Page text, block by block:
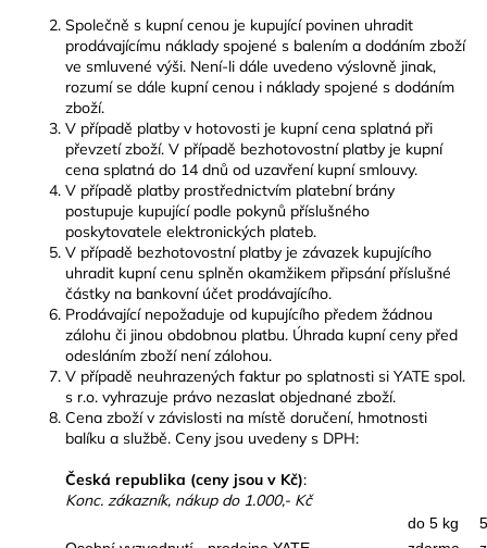
Společně s kupní cenou je kupující povinen uhradit
prodávajícímu náklady spojené s balením a dodáním zboží
ve smluvené výši. Není-li dále uvedeno výslovně jinak,
rozumí se dále kupní cenou i náklady spojené s dodáním
zboží.
V případě platby v hotovosti je kupní cena splatná při
převzetí zboží. V případě bezhotovostní platby je kupní
cena splatná do 14 dnů od uzavření kupní smlouvy.
V případě platby prostřednictvím platební brány
postupuje kupující podle pokynů příslušného
poskytovatele elektronických plateb.
V případě bezhotovostní platby je závazek kupujícího
uhradit kupní cenu splněn okamžikem připsání příslušné
částky na bankovní účet prodávajícího.
Prodávající nepožaduje od kupujícího předem žádnou
zálohu či jinou obdobnou platbu. Úhrada kupní ceny před
odesláním zboží není zálohou.
V případě neuhrazených faktur po splatnosti si YATE spol.
s r.o. vyhrazuje právo nezaslat objednané zboží.
Cena zboží v závislosti na místě doručení, hmotnosti
balíku a službě. Ceny jsou uvedeny s DPH:
Česká republika (ceny jsou v Kč):
Konc. zákazník, nákup do 1.000,- Kč
do 5 kg